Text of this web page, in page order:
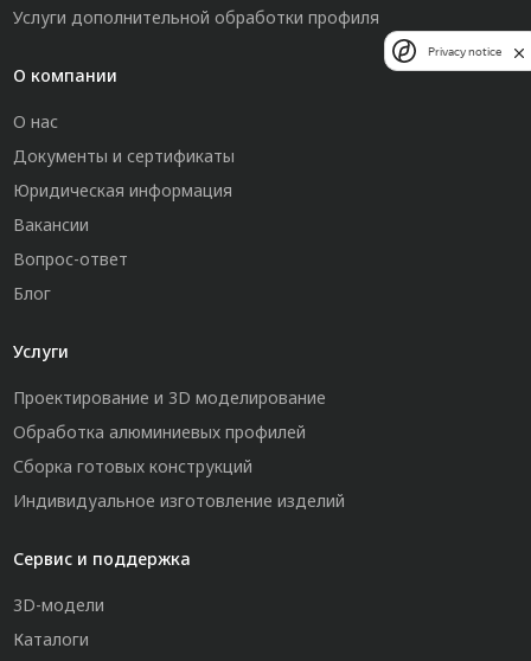
Услуги дополнительной обработки профиля
О компании
О нас
Документы и сертификаты
Юридическая информация
Вакансии
Вопрос-ответ
Блог
Услуги
Проектирование и 3D моделирование
Обработка алюминиевых профилей
Сборка готовых конструкций
Индивидуальное изготовление изделий
Сервис и поддержка
3D-модели
Каталоги
Privacy notice